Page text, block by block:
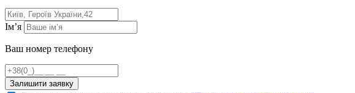
Ім’я
Ваш номер телефону
Залишити заявку